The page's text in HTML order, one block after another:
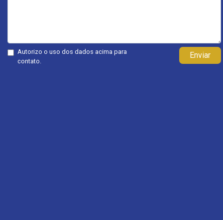
Autorizo o uso dos dados acima para
contato.
Enviar